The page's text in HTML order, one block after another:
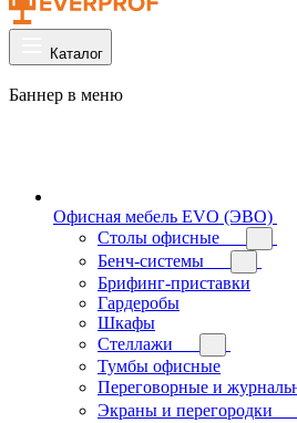
Каталог
Баннер в меню
Офисная мебель EVO (ЭВО)
Cтолы офисные
Бенч-системы
Брифинг-приставки
Гардеробы
Шкафы
Стеллажи
Тумбы офисные
Переговорные и
Экраны и перегородки